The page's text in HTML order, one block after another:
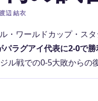
辺 結衣
・ワールドカップ・スタ
ラグアイ代表に2-0で
ル戦での0-5大敗からの